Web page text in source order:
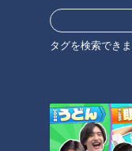
タグを検索でき
ーズ、バジルの葉を
CBCテレビ「キユー